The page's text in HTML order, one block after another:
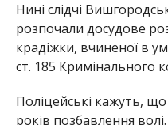
Нині слідчі
розпочали досудове
крадіжки, вчиненої в
ст. 185 Кримінального
Поліцейські кажуть,
років позбавлення волі.